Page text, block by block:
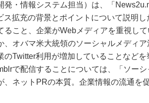
・情報システム担当）は、「
拡充の背景とポイントについて説明し
こと、企業がWebメディアを重視して
オバマ米大統領のソーシャルメディア
Twitter利用が増加していることなどを
で配信することについては、「ソーシ
、ネットPRの本質。企業情報の流通を